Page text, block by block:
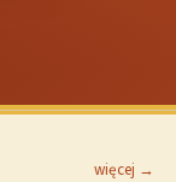
więcej →